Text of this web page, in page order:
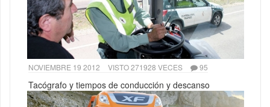
NOVIEMBRE 19 2012 VISTO 271928 VECES 95
Tacógrafo y tiempos de conducción y descanso